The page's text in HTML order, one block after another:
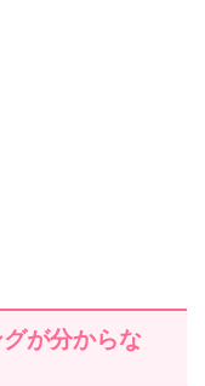
が分からな